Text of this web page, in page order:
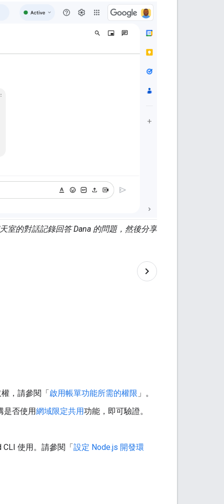
室的對話記錄回答 Dana 的問題，然後分享
，請參閱「啟用帳單功能所需的權限 」。
是否使用網域限定共用功能，即可驗證。
使用。請參閱「設定 Node.js 開發環